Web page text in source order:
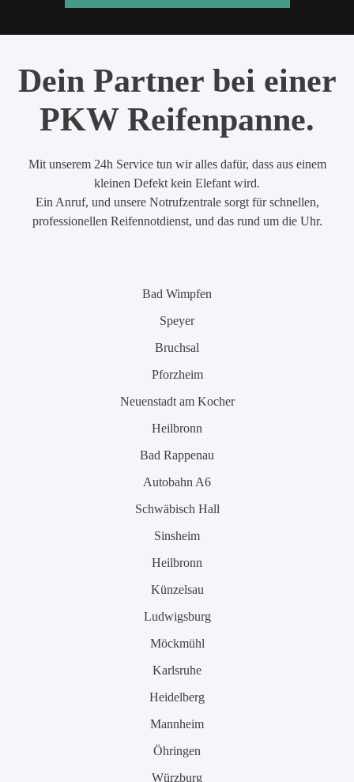
Dein Partner bei einer
PKW Reifenpanne.
Mit unserem 24h Service tun wir alles dafür, dass aus einem
kleinen Defekt kein Elefant wird.
Ein Anruf, und unsere Notrufzentrale sorgt für schnellen,
professionellen Reifennotdienst, und das rund um die Uhr.
Bad Wimpfen
Speyer
Bruchsal
Pforzheim
Neuenstadt am Kocher
Heilbronn
Bad Rappenau
Autobahn A6
Schwäbisch Hall
Sinsheim
Heilbronn
Künzelsau
Ludwigsburg
Möckmühl
Karlsruhe
Heidelberg
Mannheim
Öhringen
Würzburg